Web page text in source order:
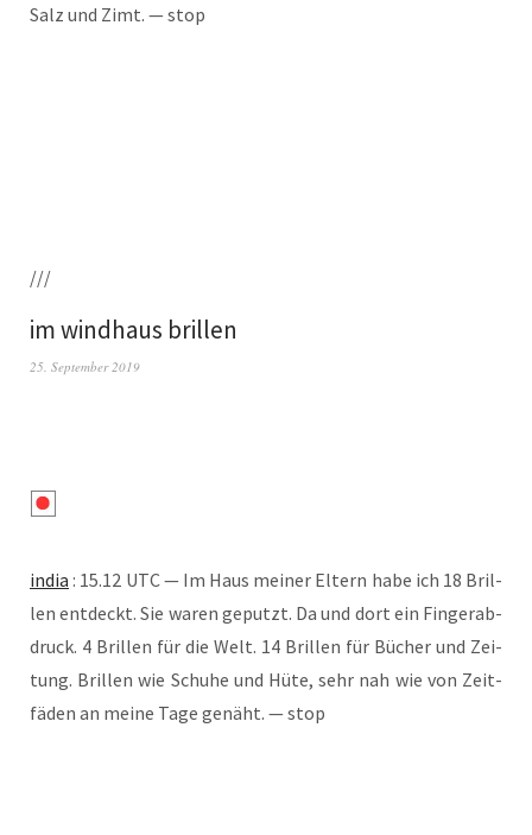
Salz und Zimt. — stop
///
im windhaus brillen
25. September 2019
india : 15.12 UTC — Im Haus mei­ner Eltern habe ich 18 Bril­
len ent­deckt. Sie waren geputzt. Da und dort ein Fin­ger­ab­
druck. 4 Bril­len für die Welt. 14 Bril­len für Bücher und Zei­
tung. Bril­len wie Schu­he und Hüte, sehr nah wie von Zeit­
fä­den an mei­ne Tage genäht. — stop